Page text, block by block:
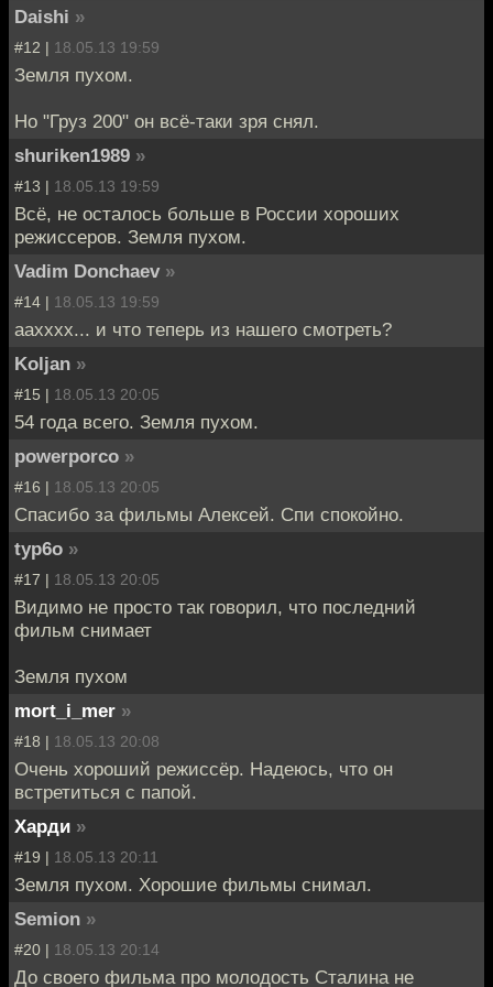
Daishi »
#12 | 18.05.13 19:59
Земля пухом.
Но "Груз 200" он всё-таки зря снял.
shuriken1989 »
#13 | 18.05.13 19:59
Всё, не осталось больше в России хороших
режиссеров. Земля пухом.
Vadim Donchaev »
#14 | 18.05.13 19:59
аахххх... и что теперь из нашего смотреть?
Koljan »
#15 | 18.05.13 20:05
54 года всего. Земля пухом.
powerporco »
#16 | 18.05.13 20:05
Спасибо за фильмы Алексей. Спи спокойно.
typ6o »
#17 | 18.05.13 20:05
Видимо не просто так говорил, что последний
фильм снимает
Земля пухом
mort_i_mer »
#18 | 18.05.13 20:08
Очень хороший режиссёр. Надеюсь, что он
встретиться с папой.
Харди »
#19 | 18.05.13 20:11
Земля пухом. Хорошие фильмы снимал.
Semion »
#20 | 18.05.13 20:14
До своего фильма про молодость Сталина не